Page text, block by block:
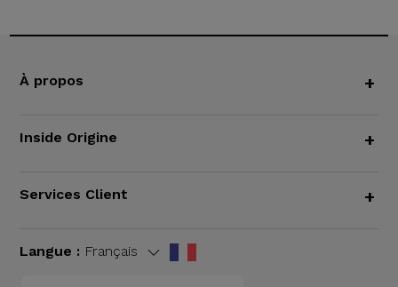
À propos +
Inside Origine +
Services Client +
Langue : Français